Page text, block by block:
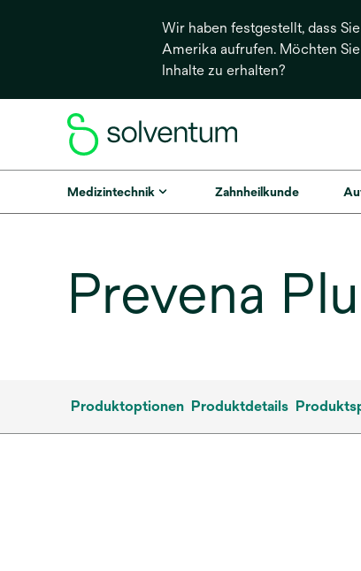
Wir haben festgestellt, dass
Amerika aufrufen. Möchten
Inhalte zu erhalten?
Medizintechnik Zahnheilkunde
Prevena
Produktoptionen Produktdetails